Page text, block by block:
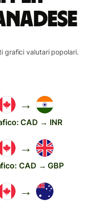
grafici valutari popolari.
→
CAD → INR
→
CAD → GBP
→